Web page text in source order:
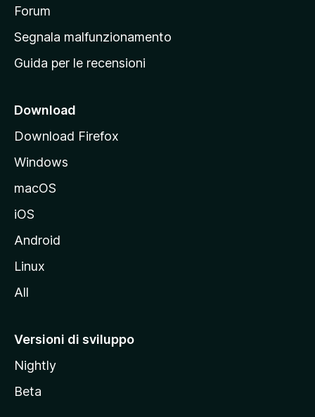
p
r
n
i
a
l
e
l
t
M
z
i
Forum
Segnala malfunzionamento
Guida per le recensioni
Download
Download Firefox
Windows
macOS
iOS
Android
Linux
All
Versioni di sviluppo
Nightly
Beta